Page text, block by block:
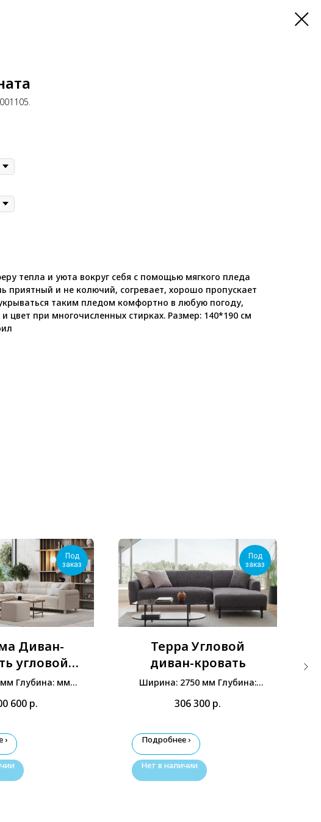
тепла и уюта вокруг себя с помощью мягкого пледа
приятный и не колючий, согревает, хорошо пропускает
таким пледом комфортно в любую погоду,
цвет при многочисленных стирках. Размер: 140*190 см
Под
заказ
Диван-
угловой
Глубина: мм
600 р.
›
Под
заказ
Терра Угловой
диван-кровать
Ширина: 2750 мм Глубина:
306 300 р.
Подробнее ›
Нет в наличии